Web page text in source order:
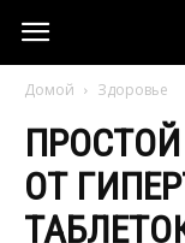
Домой Здоровье
ОТ